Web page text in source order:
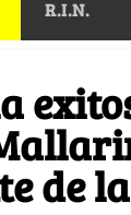
R.I.N.
de